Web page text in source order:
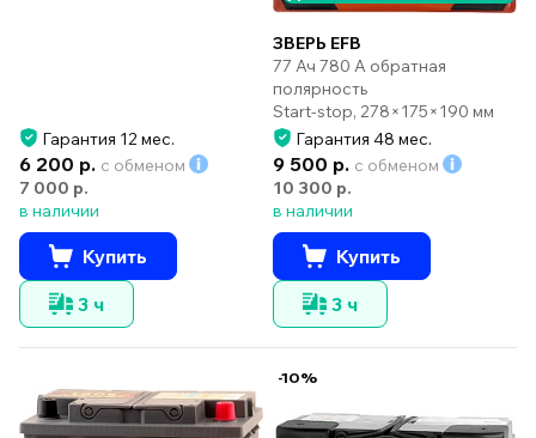
Гарантия 12 мес.
6 200 р. с обменом
7 000 р.
в наличии
Купить
3 ч
ЗВЕРЬ EFB
77 Ач 780 А обратная
полярность
Start-stop, 278×175×190 мм
Гарантия 48 мес.
9 500 р. с обменом
10 300 р.
в наличии
Купить
3 ч
-10%